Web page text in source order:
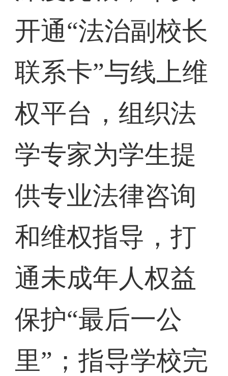
开通“法治副校长
联系卡”与线上维
权平台，组织法
学专家为学生提
供专业法律咨询
和维权指导，打
通未成年人权益
保护“最后一公
里”；指导学校完